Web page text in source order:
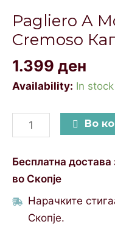
Pagliero A
Cremoso
1.399 ден
Availability: In stock
100
quantity
Во
Бесплатна
во Скопје
Нарачките
Скопје.